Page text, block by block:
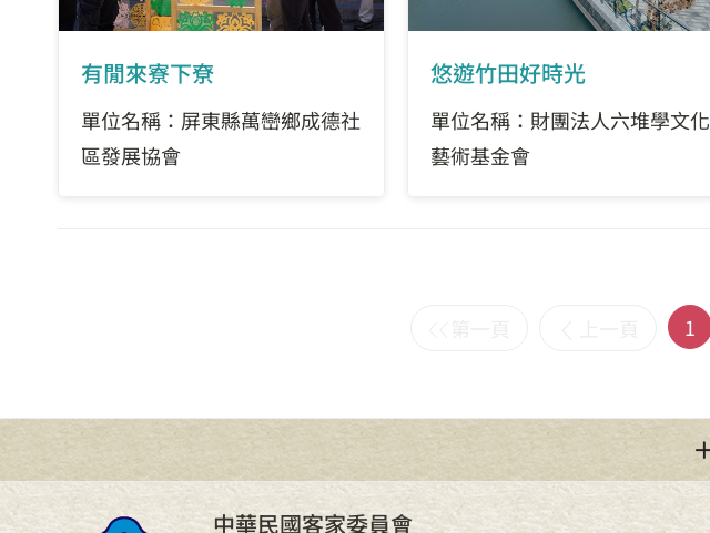
有閒來寮下尞
單位名稱：屏東縣萬巒鄉成德社
區發展協會
悠遊竹田好時光
單位名稱：財團法人六堆學文化
藝術基金會
1
中華民國客家委員會